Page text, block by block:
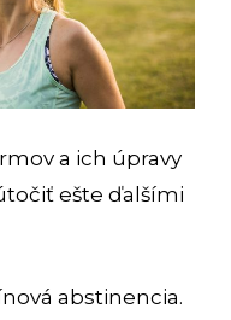
a ich úpravy
ešte ďalšími
abstinencia.